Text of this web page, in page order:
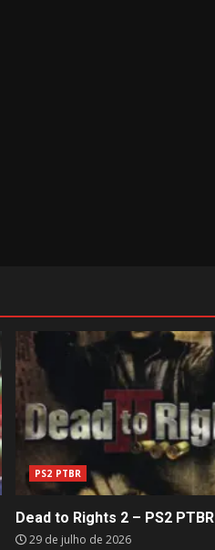
PS2 PTBR
Dead to Rights 2 – PS2 PTBR
29 de julho de 2026